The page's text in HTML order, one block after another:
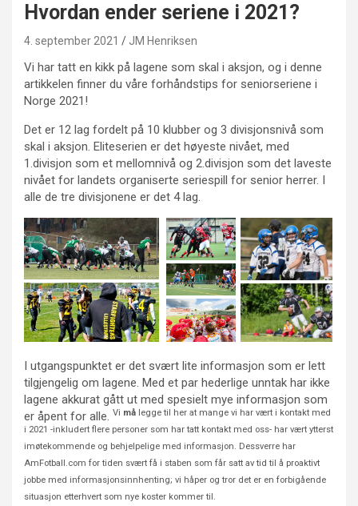
Hvordan ender seriene i 2021?
4. september 2021 JM Henriksen
Vi har tatt en kikk på lagene som skal i aksjon, og i denne
artikkelen finner du våre forhåndstips for seniorseriene i
Norge 2021!
Det er 12 lag fordelt på 10 klubber og 3 divisjonsnivå som
skal i aksjon. Eliteserien er det høyeste nivået, med
1.divisjon som et mellomnivå og 2.divisjon som det laveste
nivået for landets organiserte seriespill for senior herrer. I
alle de tre divisjonene er det 4 lag.
I utgangspunktet er det svært lite informasjon som er lett
tilgjengelig om lagene. Med et par hederlige unntak har ikke
lagene akkurat gått ut med spesielt mye informasjon som
er åpent for alle. Vi må legge til her at mange vi har vært i kontakt med
i 2021 -inkludert flere personer som har tatt kontakt med oss- har vært ytterst
imøtekommende og behjelpelige med informasjon. Dessverre har
AmFotball.com for tiden svært få i staben som får satt av tid til å proaktivt
jobbe med informasjonsinnhenting; vi håper og tror det er en forbigående
situasjon etterhvert som nye koster kommer til.